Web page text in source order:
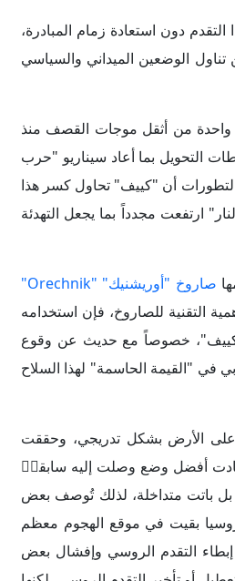
التقنية للصاروخ، فإن استخدامه
"القيمة الحاسمة" لهذا السلاح
روسيا على الأرض بشكل تدريجي، وحققت
روسيا بقيت في موقع الهجوم معظم
إبطاء التقدم الروسي وإفشال بعض
أو تأخير التقدم الروسي، لكنها
اً في بعض المناطق. داخل هذا
الشريط، لا يوجد إطلاق نار فقط، بل اكتشاف الخصم بسرعة عبر مراقبين وحساسات ومسيّرات. وفي بداية الحرب كان يمر بين (20) إلى (30) دقيقة
فرص الاختباء أو التحرك. هذا الأمر جعل البقاء على الجبهة
المسيّرة والآليات-الروبوت